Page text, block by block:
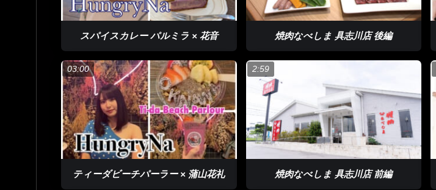
スパイスカレー パルミラ​ × 花音 焼肉なべしま 具志川店 後編
03:00
ティーダビーチパーラー​ × 蒲山花礼
2:59
焼肉なべしま 具志川店 前編